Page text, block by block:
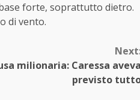
forte, soprattutto dietro.
di vento.
milionaria: Caressa aveva
previsto